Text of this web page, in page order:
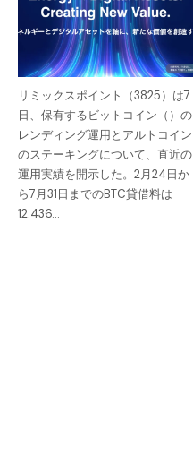
リミックスポイント（3825）は7
日、保有するビットコイン（）の
レンディング運用とアルトコイン
のステーキングについて、直近の
運用実績を開示した。2月24日か
ら7月31日までのBTC貸借料は
12.436…